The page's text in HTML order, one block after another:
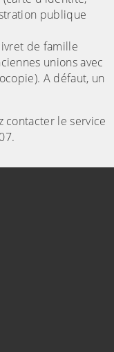
publique
de famille
unions avec
A défaut, un
contacter le service